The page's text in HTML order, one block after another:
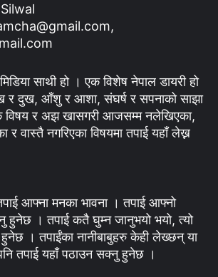
साथी हो । एक विशेष नेपाल डायरी हो
र दुख, आँशु र आशा, संघर्ष र सपनाको साझा
र अझ खासगरी आजसम्म नलेखिएका,
र वास्तै नगरिएका विषयमा तपाई यहाँ लेख्न
आफ्ना मनका भावना । तपाई आफ्नो
हुनेछ । तपाई कतै घुम्न जानुभयो भयो, त्यो
हुनेछ । तपाईंका नानीबाबुहरु केही लेख्छन् या
तपाई यहाँ पठाउन सक्नु हुनेछ ।